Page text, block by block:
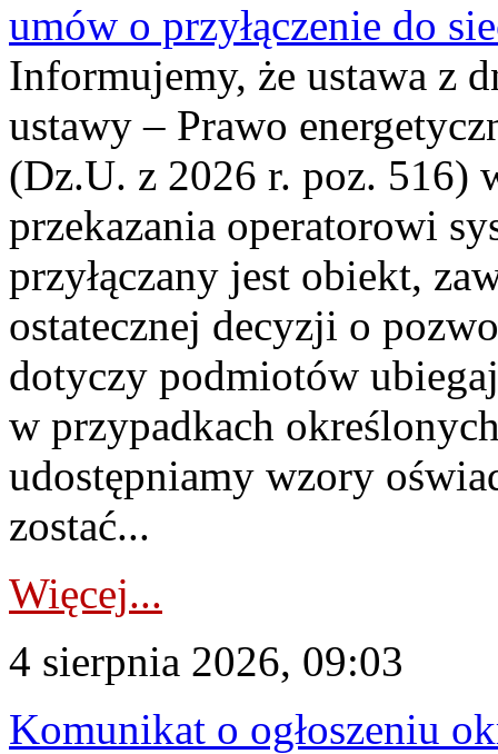
umów o przyłączenie do
Informujemy, że ustawa z
ustawy – Prawo
(Dz.U. z 2026 r. poz. 516)
przekazania operatorowi
przyłączany jest obiekt,
ostatecznej decyzji o
dotyczy podmiotów
w przypadkach
udostępniamy wzory
zostać...
Więcej...
4 sierpnia 2026, 09:03
Komunikat o ogłoszeniu